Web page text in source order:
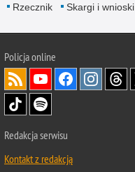
Rzecznik Skargi i wnioski
Policjaonline
Redakcja serwisu
Kontakt z redakcją